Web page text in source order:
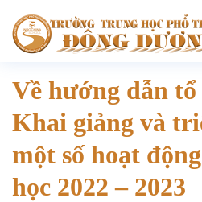
Về hướng dẫn
Khai giảng và
một số hoạt
học 2022 – 2023